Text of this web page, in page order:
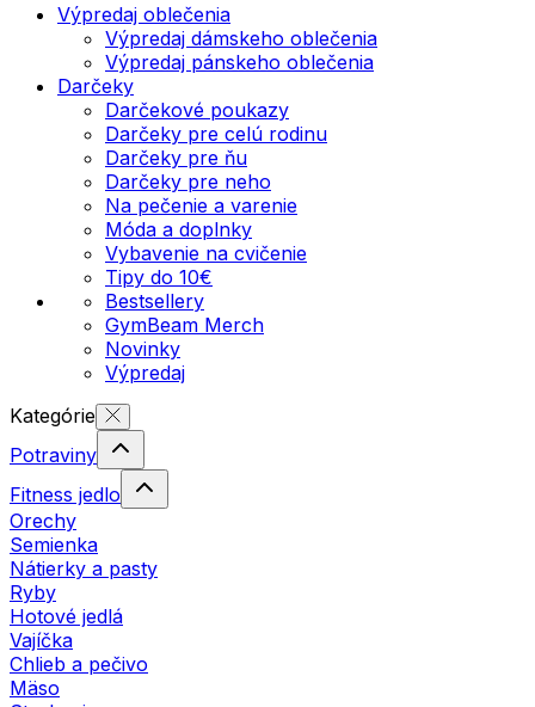
Výpredaj oblečenia
Výpredaj dámskeho oblečenia
Výpredaj pánskeho oblečenia
Darčeky
Darčekové poukazy
Darčeky pre celú rodinu
Darčeky pre ňu
Darčeky pre neho
Na pečenie a varenie
Móda a doplnky
Vybavenie na cvičenie
Tipy do 10€
Bestsellery
GymBeam Merch
Novinky
Výpredaj
Kategórie
Potraviny
Fitness jedlo
Orechy
Semienka
Nátierky a pasty
Ryby
Hotové jedlá
Vajíčka
Chlieb a pečivo
Mäso